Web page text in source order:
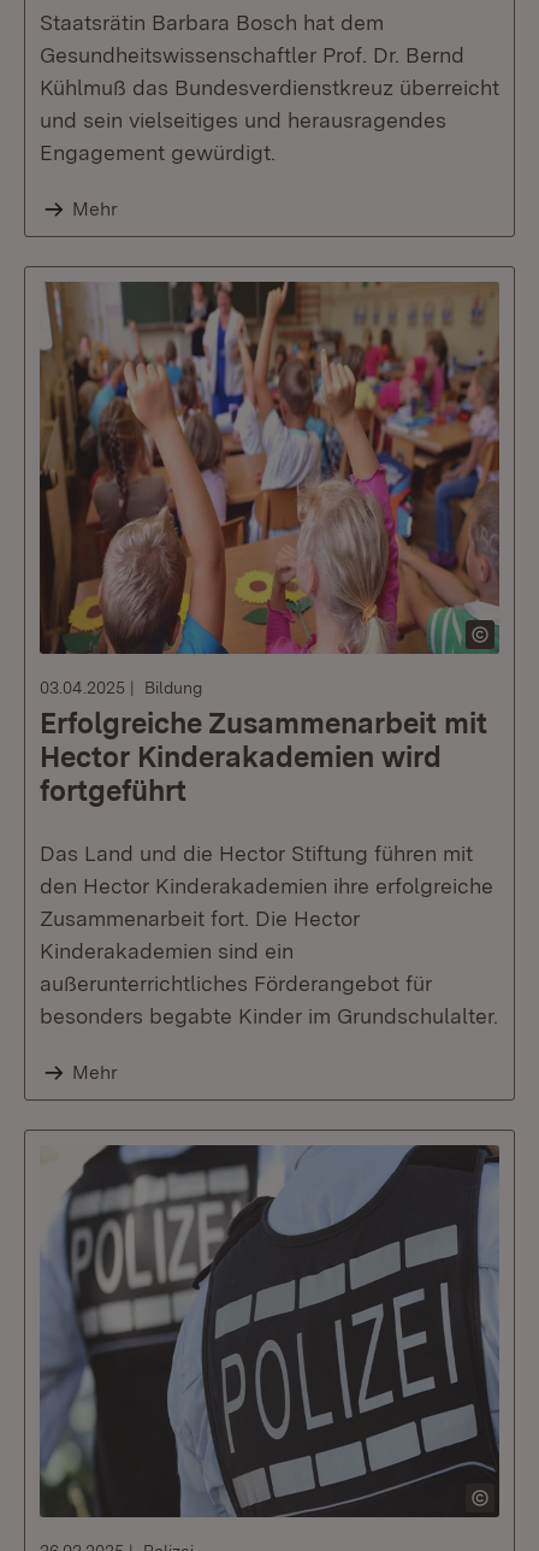
Staatsrätin Barbara Bosch hat dem
Gesundheitswissenschaftler Prof. Dr. Bernd
Kühlmuß das Bundesverdienstkreuz überreicht
und sein vielseitiges und herausragendes
Engagement gewürdigt.
Mehr
03.04.2025 Bildung
Erfolgreiche Zusammenarbeit mit
Hector Kinderakademien wird
fortgeführt
Das Land und die Hector Stiftung führen mit
den Hector Kinderakademien ihre erfolgreiche
Zusammenarbeit fort. Die Hector
Kinderakademien sind ein
außerunterrichtliches Förderangebot für
besonders begabte Kinder im Grundschulalter.
Mehr